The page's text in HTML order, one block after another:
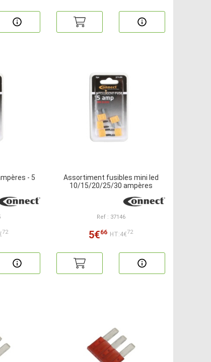
- 5
72
Assortiment fusibles mini led
10/15/20/25/30 ampères
Ref : 37146
5€66 HT:4€72